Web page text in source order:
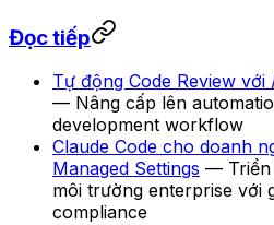
Đọc tiếp
Tự động Code Review
— Nâng cấp lên
development workflow
Claude Code cho doanh
Managed Settings — Triển
môi trường enterprise với
compliance